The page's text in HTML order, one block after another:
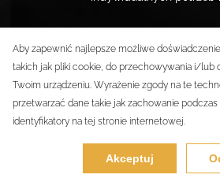
Aby zapewnić najlepsze możliwe
takich jak pliki cookie, do przechowywania i/lub
Twoim urządzeniu. Wyrażenie zgody na te
przetwarzać dane takie jak zachowanie
identyfikatory na tej stronie internetowej.
Akceptuj
© _now by
Wszelkie prawa